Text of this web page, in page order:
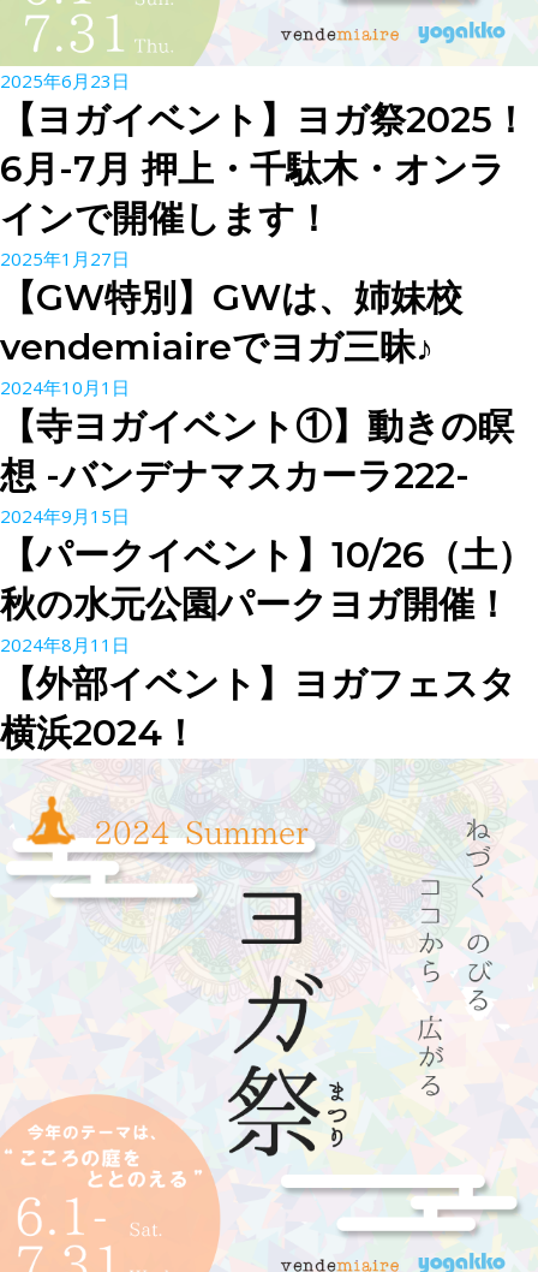
2025年6月23日
【ヨガイベント】ヨガ祭2025！
6月-7月 押上・千駄木・オンラ
インで開催します！
2025年1月27日
【GW特別】GWは、姉妹校
vendemiaireでヨガ三昧♪
2024年10月1日
【寺ヨガイベント①】動きの瞑
想 -バンデナマスカーラ222-
2024年9月15日
【パークイベント】10/26（土）
秋の水元公園パークヨガ開催！
2024年8月11日
【外部イベント】ヨガフェスタ
横浜2024！